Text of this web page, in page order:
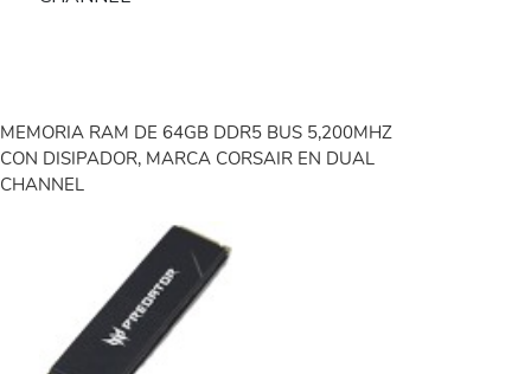
MEMORIA RAM DE 64GB DDR5 BUS 5,200MHZ
CON DISIPADOR, MARCA CORSAIR EN DUAL
CHANNEL